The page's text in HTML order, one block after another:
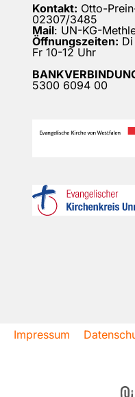
Kontakt: Otto-
02307/3485
Mail: UN-KG-
Öffnungszeiten:
Fr 10-12 Uhr
5300 6094 00
Impressum